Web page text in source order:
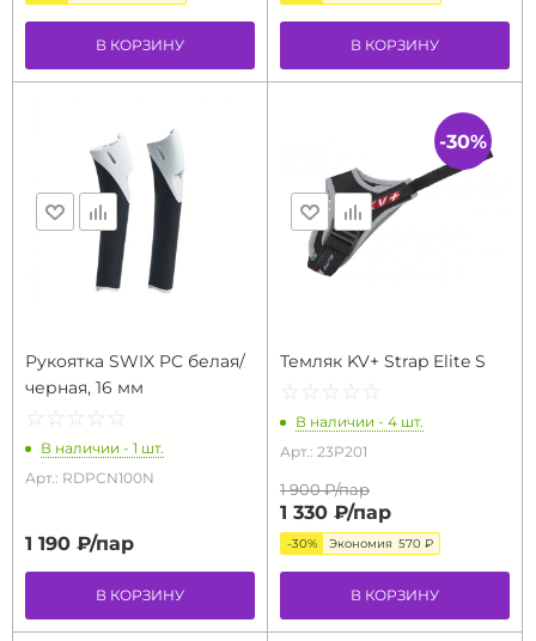
В КОРЗИНУ В КОРЗИНУ
Рукоятка SWIX PC белая/
черная, 16 мм
☆ ☆ ☆ ☆ ☆
★ ★ ★ ★ ★
В наличии - 1 шт.
Арт.: RDPCN100N
1 190 ₽/пар
В КОРЗИНУ
Темляк KV+ Strap Elite S
☆ ☆ ☆ ☆ ☆
★ ★ ★ ★ ★
В наличии - 4 шт.
Арт.: 23P201
1 900 ₽/пар
1 330 ₽/пар
-30% Экономия 570 ₽
В КОРЗИНУ
-30%